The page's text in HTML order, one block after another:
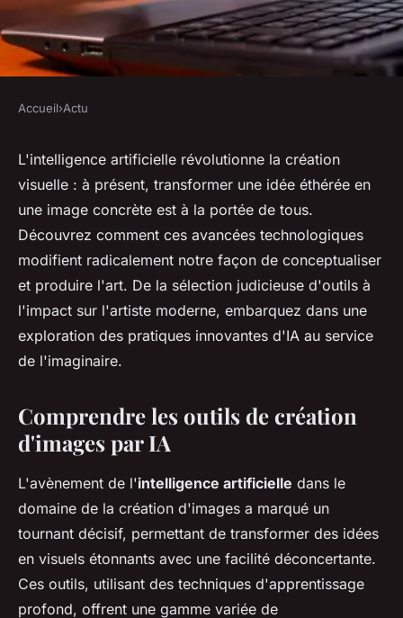
Innovations IA : transformez
vos idées en images
michelle•25 mai 2024• 2 min de lecture
Accueil›Actu
L'intelligence artificielle révolutionne la création
visuelle : à présent, transformer une idée éthérée en
une image concrète est à la portée de tous.
Découvrez comment ces avancées technologiques
modifient radicalement notre façon de conceptualiser
et produire l'art. De la sélection judicieuse d'outils à
l'impact sur l'artiste moderne, embarquez dans une
exploration des pratiques innovantes d'IA au service
de l'imaginaire.
Comprendre les outils de création
d'images par IA
L'avènement de l'intelligence artificielle dans le
domaine de la création d'images a marqué un
tournant décisif, permettant de transformer des idées
en visuels étonnants avec une facilité déconcertante.
Ces outils, utilisant des techniques d'apprentissage
profond, offrent une gamme variée de